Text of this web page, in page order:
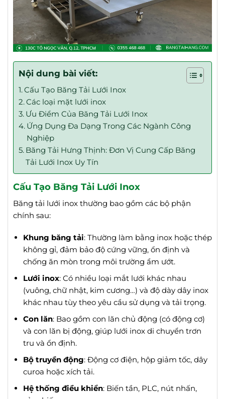
Nội dung bài viết:
Cấu Tạo Băng Tải Lưới Inox
Các loại mặt lưới inox
Ưu Điểm Của Băng Tải Lưới Inox
Ứng Dụng Đa Dạng Trong Các Ngành Công
Nghiệp
Băng Tải Hưng Thịnh: Đơn Vị Cung Cấp Băng
Tải Lưới Inox Uy Tín
Cấu Tạo Băng Tải Lưới Inox
Băng tải lưới inox thường bao gồm các bộ phận
chính sau:
Khung băng tải: Thường làm bằng inox hoặc thép
không gỉ, đảm bảo độ cứng vững, ổn định và
chống ăn mòn trong môi trường ẩm ướt.
Lưới inox: Có nhiều loại mắt lưới khác nhau
(vuông, chữ nhật, kim cương…) và độ dày dây inox
khác nhau tùy theo yêu cầu sử dụng và tải trọng.
Con lăn: Bao gồm con lăn chủ động (có động cơ)
và con lăn bị động, giúp lưới inox di chuyển trơn
tru và ổn định.
Bộ truyền động: Động cơ điện, hộp giảm tốc, dây
curoa hoặc xích tải.
Hệ thống điều khiển: Biến tần, PLC, nút nhấn,